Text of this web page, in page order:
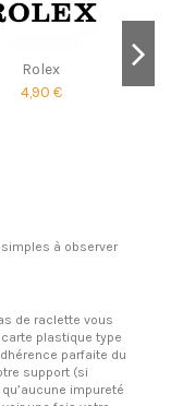
Rolex
4,90 €
à observer
de raclette vous
plastique type
parfaite du
support (si
impureté